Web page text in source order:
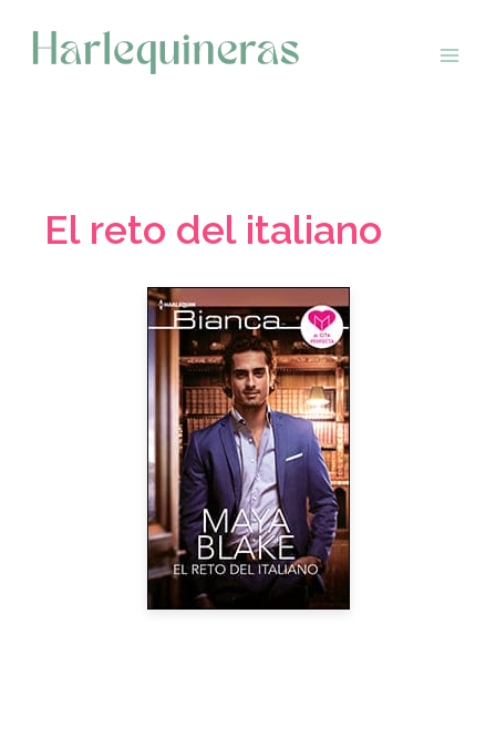
contenido
El reto del italiano